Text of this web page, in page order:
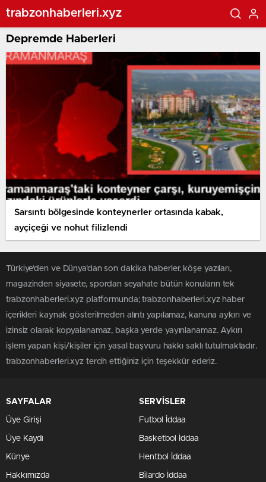
trabzonhaberleri.xyz
Depremde Haberleri
Sarsıntı bölgesinde konteynerler ortasında kabak,
ayçiçeği ve nohut filizlendi
Türkiye'den ve Dünya’dan son dakika haberler, köşe yazıları,
magazinden siyasete, spordan seyahate bütün konuların tek
trabzonhaberleri.xyz platformunda; trabzonhaberleri.xyz haber
içerikleri kaynak gösterilmeden alıntı yapılamaz, kanuna aykırı ve
izinsiz olarak kopyalanamaz, başka yerde yayınlanamaz. Aykırı
işlem yapan kişi/kişiler için yasal başvuru hakkı saklı tutulmaktadır.
trabzonhaberleri.xyz tercih ettiğiniz için teşekkür ederiz.
SAYFALAR
Üye Girişi
Üye Kaydı
Künye
Hakkımızda
SERVİSLER
Futbol İddaa
Basketbol İddaa
Hentbol İddaa
Bilardo İddaa